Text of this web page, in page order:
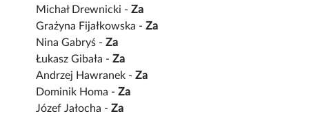
Michał Drewnicki -Za
Grażyna Fijałkowska -Za
Nina Gabryś -Za
Łukasz Gibała -Za
Andrzej Hawranek -Za
Dominik Homa -Za
Józef Jałocha -Za